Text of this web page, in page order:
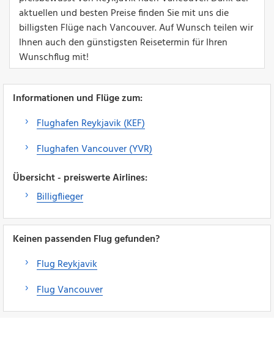
aktuellen und besten Preise finden Sie mit uns die
billigsten Flüge nach Vancouver. Auf Wunsch teilen wir
Ihnen auch den günstigsten Reisetermin für Ihren
Wunschflug mit!
Informationen und Flüge zum:
Flughafen Reykjavik (KEF)
Flughafen Vancouver (YVR)
Übersicht - preiswerte Airlines:
Billigflieger
Keinen passenden Flug gefunden?
Flug Reykjavik
Flug Vancouver